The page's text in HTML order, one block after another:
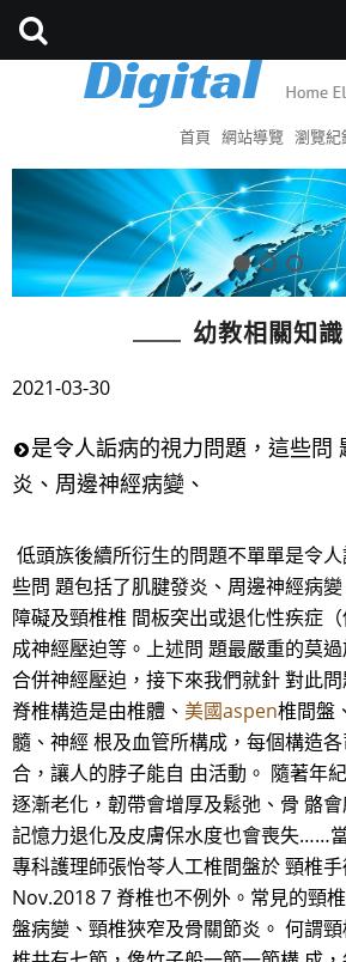
首頁 網站導覽 瀏覽紀
幼教相關知識
2021-03-30
是令人詬病的視力問題，這些問
炎、周邊神經病變、
低頭族後續所衍生的問題不單單是令
些問 題包括了肌腱發炎、周邊神經病
障礙及頸椎椎 間板突出或退化性疾症
成神經壓迫等。上述問 題最嚴重的莫
合併神經壓迫，接下來我們就針 對此
脊椎構造是由椎體、 美國aspen椎間盤
髓、神經 根及血管所構成，每個構造
合，讓人的脖子能自 由活動。 隨著年
逐漸老化，韌帶會增厚及鬆弛、骨 骼
記憶力退化及皮膚保水度也會喪失……
專科護理師張怡苓人工椎間盤於 頸椎
Nov.2018 7 脊椎也不例外。常見的頸
盤病變、頸椎狹窄及骨關節炎。 何謂